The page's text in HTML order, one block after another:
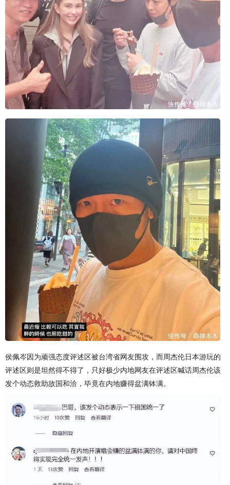
侯佩岑因为顽强态度评述区被台湾省网友围攻，而周杰伦日本游玩的
评述区则是坦然得不得了，只好极少内地网友在评述区喊话周杰伦该
发个动态救助故国和洽，毕竟在内地赚得盆满钵满。